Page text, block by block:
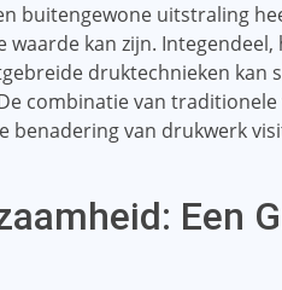
buitengewone uitstraling
kan zijn. Integendeel,
druktechnieken kan
combinatie van
benadering van drukwerk
Een